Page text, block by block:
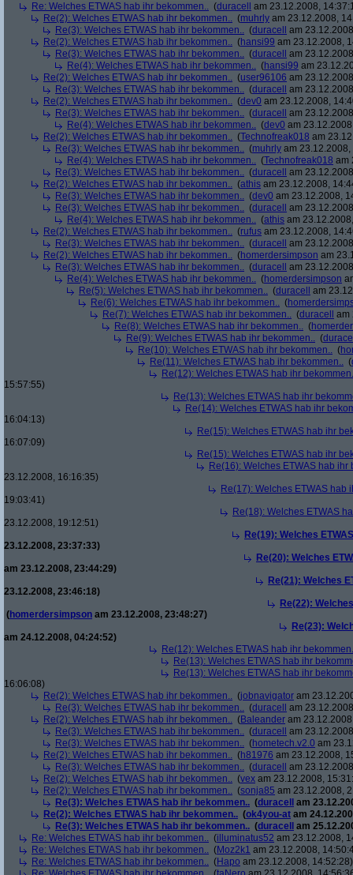
Re: Welches ETWAS hab ihr bekommen.. (duracell
am 23.12.2008,
Re(2): Welches ETWAS hab ihr bekommen.. (muhrly am 23.12.2008,
Re(3): Welches ETWAS hab ihr bekommen.. (duracell
am
Re(2): Welches ETWAS hab ihr bekommen.. (hansi99 am 23.12.2008,
Re(3): Welches ETWAS hab ihr bekommen.. (duracell
am
Re(4): Welches ETWAS hab ihr bekommen.. (hansi99 am
Re(2): Welches ETWAS hab ihr bekommen.. (user96106 am
Re(3): Welches ETWAS hab ihr bekommen.. (duracell
am
Re(2): Welches ETWAS hab ihr bekommen.. (dev0 am 23.12.2008,
Re(3): Welches ETWAS hab ihr bekommen.. (duracell
am
Re(4): Welches ETWAS hab ihr bekommen.. (dev0 am
Re(2): Welches ETWAS hab ihr bekommen.. (Technofreak018 am
Re(3): Welches ETWAS hab ihr bekommen.. (muhrly am
Re(4): Welches ETWAS hab ihr bekommen.. (Technofreak018 am
Re(3): Welches ETWAS hab ihr bekommen.. (duracell
am
Re(2): Welches ETWAS hab ihr bekommen.. (athis am 23.12.2008,
Re(3): Welches ETWAS hab ihr bekommen.. (dev0 am 23.12.2008,
Re(3): Welches ETWAS hab ihr bekommen.. (duracell
am
Re(4): Welches ETWAS hab ihr bekommen.. (athis am
Re(2): Welches ETWAS hab ihr bekommen.. (rufus am 23.12.2008,
Re(3): Welches ETWAS hab ihr bekommen.. (duracell
am
Re(2): Welches ETWAS hab ihr bekommen.. (homerdersimpson am
Re(3): Welches ETWAS hab ihr bekommen.. (duracell
am
Re(4): Welches ETWAS hab ihr bekommen.. (homerdersimpson
Re(5): Welches ETWAS hab ihr bekommen.. (duracell
am
Re(6): Welches ETWAS hab ihr bekommen.. (
Re(7): Welches ETWAS hab ihr bekommen.. (duracell
am
Re(8): Welches ETWAS hab ihr bekommen.. (
Re(9): Welches ETWAS hab ihr bekommen.. (
Re(10): Welches ETWAS hab ihr bekommen.. (
Re(11): Welches ETWAS hab ihr bekommen.. (
Re(12): Welches ETWAS hab ihr
15:57:55)
Re(13): Welches ETWAS hab ihr
Re(14): Welches ETWAS hab ihr
16:04:13)
Re(15): Welches ETWAS hab ihr
16:07:09)
Re(15): Welches ETWAS hab ihr
Re(16): Welches ETWAS hab ihr
23.12.2008, 16:16:35)
Re(17): Welches ETWAS hab
19:03:41)
Re(18): Welches ETWAS
23.12.2008, 19:12:51)
Re(19): Welches
23.12.2008, 23:37:33)
Re(20): Welches
am 23.12.2008, 23:44:29)
Re(21): Welches
23.12.2008, 23:46:18)
Re(22):
(homerdersimpson am 23.12.2008, 23:48:27)
Re(23):
am 24.12.2008, 04:24:52)
Re(12): Welches ETWAS hab ihr
Re(13): Welches ETWAS hab ihr
Re(13): Welches ETWAS hab ihr
16:06:08)
Re(2): Welches ETWAS hab ihr bekommen.. (jobnavigator am
Re(3): Welches ETWAS hab ihr bekommen.. (duracell
am
Re(2): Welches ETWAS hab ihr bekommen.. (Baleander am
Re(3): Welches ETWAS hab ihr bekommen.. (duracell
am
Re(3): Welches ETWAS hab ihr bekommen.. (hometech.v2.0 am
Re(2): Welches ETWAS hab ihr bekommen.. (h81976 am 23.12.2008,
Re(3): Welches ETWAS hab ihr bekommen.. (duracell
am
Re(2): Welches ETWAS hab ihr bekommen.. (vex am 23.12.2008,
Re(2): Welches ETWAS hab ihr bekommen.. (sonja85 am 23.12.2008,
Re(3): Welches ETWAS hab ihr bekommen.. (duracell
am
Re(2): Welches ETWAS hab ihr bekommen.. (ok4you-at am
Re(3): Welches ETWAS hab ihr bekommen.. (duracell
am
Re: Welches ETWAS hab ihr bekommen.. (illuminatus52 am 23.12.2008,
Re: Welches ETWAS hab ihr bekommen.. (Moz2k1 am 23.12.2008,
Re: Welches ETWAS hab ihr bekommen.. (Hapo am 23.12.2008, 14:52:28)